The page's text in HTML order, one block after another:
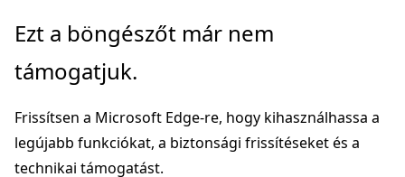
Ugrás
fő
Ezt a böngészőt már nem
támogatjuk.
Frissítsen a Microsoft Edge-re, hogy kihasználhassa a
legújabb funkciókat, a biztonsági frissítéseket és a
technikai támogatást.